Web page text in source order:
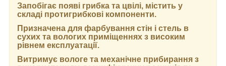
Запобігає появі грибка та цвілі, містить у
складі протигрибкові компоненти.
Призначена для фарбування стін і стель в
сухих та вологих приміщеннях з високим
рівнем експлуатації.
Витримує вологе та механічне прибирання з